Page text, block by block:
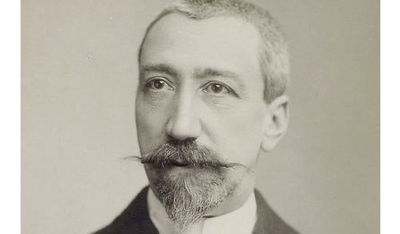
Nicolas Cage a fost
obligat să restituie
un craniu de
dinozaur Mongoliei
Mulţi soldaţi
canadieni sunt
stresaţi psihologic